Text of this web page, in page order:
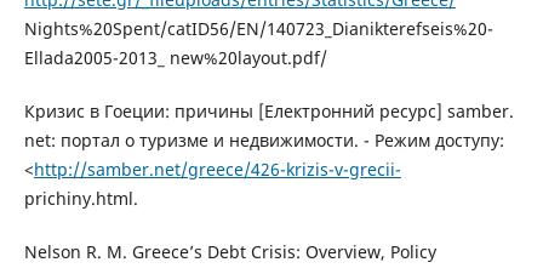
Nights%20Spent/catID56/EN/140723_Dianikterefseis%20-
Ellada2005-2013_ new%20layout.pdf/
Кризис в Гоеции: причины [Електронний ресурс] samber.
net: портал о туризме и недвижимости. - Режим доступу:
<http://samber.net/greece/426-krizis-v-grecii-
prichiny.html.
Nelson R. M. Greece’s Debt Crisis: Overview, Policy